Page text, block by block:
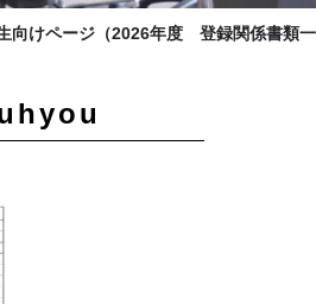
向けページ（2026年度 登録関係書類一